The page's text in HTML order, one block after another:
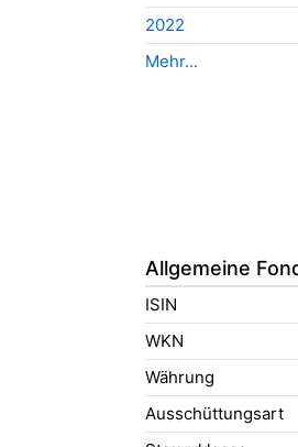
2022
Mehr...
Allgemeine
ISIN
WKN
Währung
Ausschüttungsart